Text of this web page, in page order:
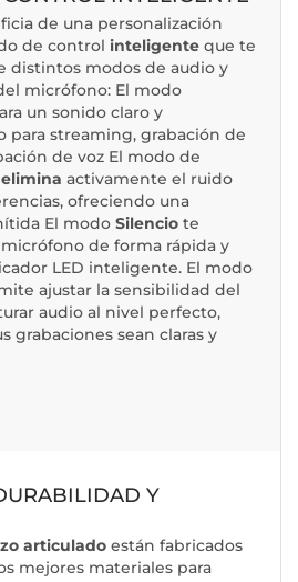
de una personalización
de control inteligente que te
distintos modos de audio y
micrófono: El modo
un sonido claro y
para streaming, grabación de
de voz El modo de
activamente el ruido
ofreciendo una
El modo Silencio te
de forma rápida y
LED inteligente. El modo
ajustar la sensibilidad del
audio al nivel perfecto,
grabaciones sean claras y
Y
articulado están fabricados
mejores materiales para